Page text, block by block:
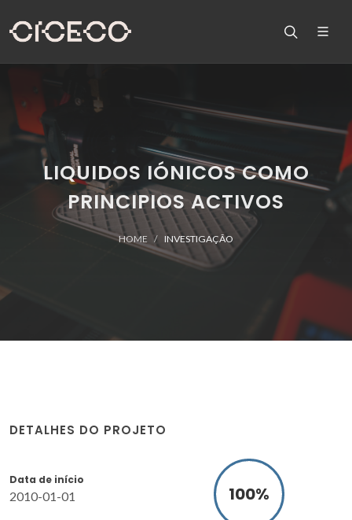
LIQUIDOS IÓNICOS COMO
PRINCIPIOS ACTIVOS
HOME INVESTIGAÇÃO
DETALHES DO PROJETO
Data de início
2010-01-01 100%